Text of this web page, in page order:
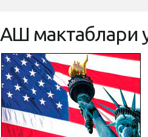
АҚШ мактаблари